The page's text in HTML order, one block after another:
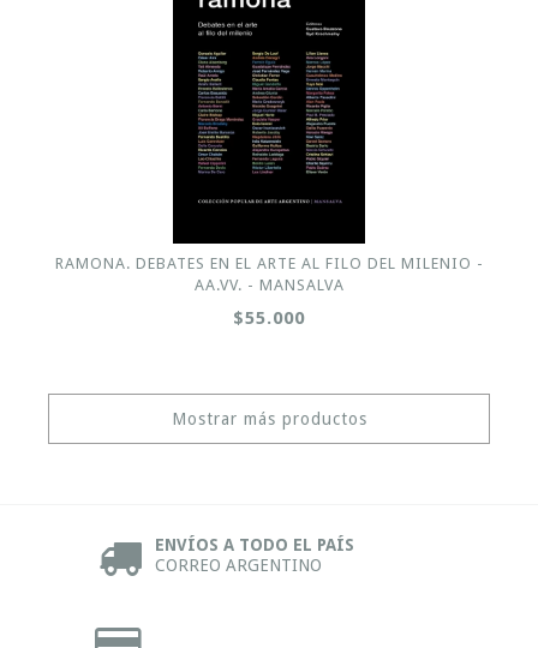
RAMONA. DEBATES EN EL ARTE AL FILO DEL MILENIO -
AA.VV. - MANSALVA
$55.000
Mostrar más productos
ENVÍOS A TODO EL PAÍS
CORREO ARGENTINO